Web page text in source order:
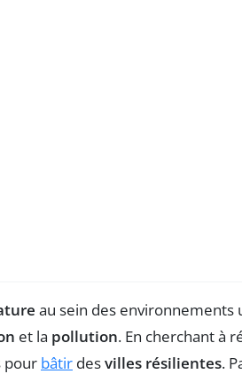
au sein des environnements
et la pollution. En cherchant à
pour bâtir desvilles résilientes.